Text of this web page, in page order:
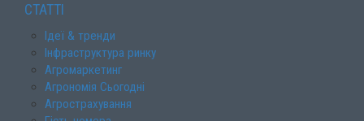
СТАТТІ
Ідеї & тренди
Інфраструктура ринку
Агромаркетинг
Агрономія Сьогодні
Агрострахування